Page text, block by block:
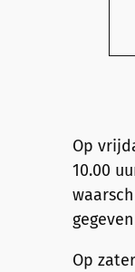
Op
10.00
Op